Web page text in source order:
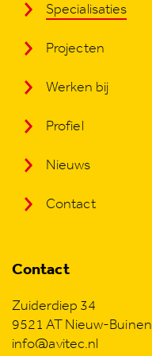
Specialisaties
Projecten
Werken bij
Profiel
Nieuws
Contact
Contact
Zuiderdiep 34
9521 AT Nieuw-Buinen
info@avitec.nl